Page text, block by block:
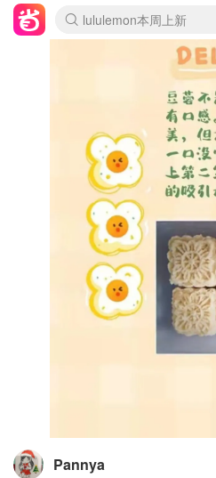
lululemon本周上新
Sasa美妆护肤3.5折
FreshBeauty好价汇总
Cettire降价+叠9折
WWS Coles超市实拍
viagogo二手票捡漏
The Outnet奢牌1折起
David Jones 3折起
Perfumes Club护肤1折
AMIRO返校季6.2折
Oweek抽奖送Airpods
Amazon折扣汇总
eToro入金$200送$50
Amazon数码好物
ICONIC本周7.5折
ThedoubleF高奢地板价
Moose Knuckles 6折
EUFY官网3.7折起
Selenichast首饰2折
Trip机票酒店促销
Amazon家居好物
BIGBANG巡演开票
David Jones时尚3折
Amazon美妆护肤
过敏原检测盒$33
伊索独家赠50ml沐浴露
科颜氏送高保湿面霜
SEALIFE海洋馆门票6折
丝塔芙大白罐$16
订阅Newsletter送香薰
Cult Beauty 6.8折
Harrods圣诞日历2.3折
LN-CC奢牌私促3折
d'Alba空姐喷雾$16
EVE LOM套装逆天2折
Bernardelli独家4折
Adore Beauty 6折起
Mytheresa奢品2.7折
Pannya